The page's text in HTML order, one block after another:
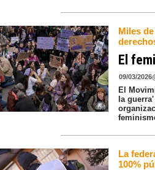
Miles
El
09/03/2026
El
la
La
100%